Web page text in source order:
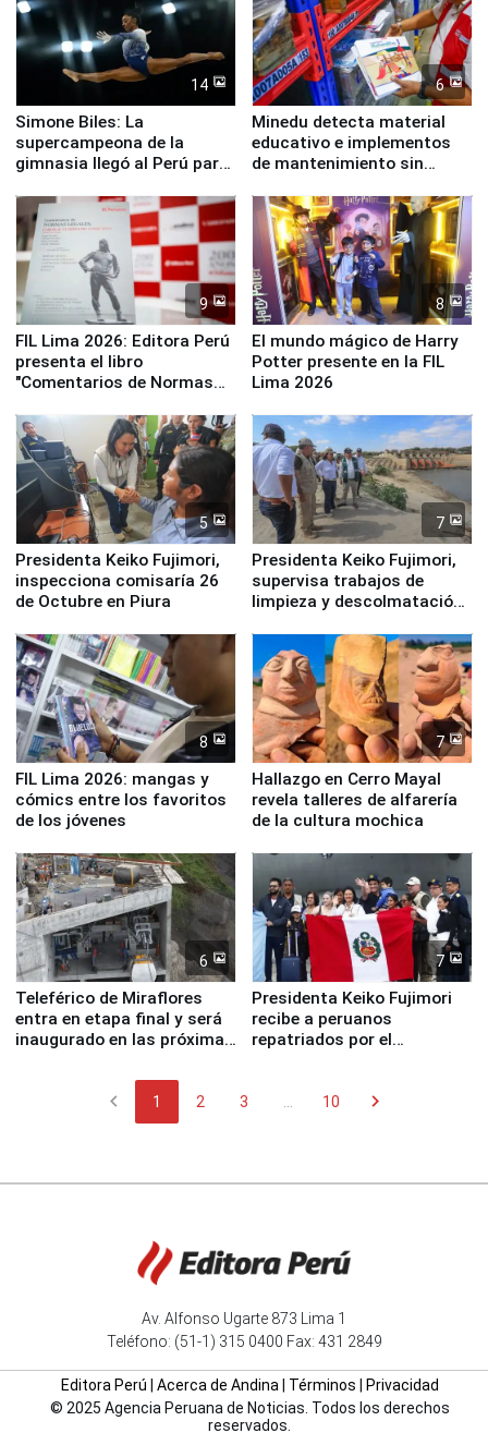
14
Simone Biles: La
supercampeona de la
gimnasia llegó al Perú para
Panamericanos Lima 2027
6
Minedu detecta material
educativo e implementos
de mantenimiento sin
la UGEL 2
9
FIL Lima 2026: Editora Perú
presenta el libro
"Comentarios de Normas
Derecho Colectivo"
8
El mundo mágico de Harry
Potter presente en la FIL
Lima 2026
5
Presidenta Keiko Fujimori,
inspecciona comisaría 26
de Octubre en Piura
7
Presidenta Keiko Fujimori,
supervisa trabajos de
limpieza y descolmatación
8
FIL Lima 2026: mangas y
cómics entre los favoritos
de los jóvenes
7
Hallazgo en Cerro Mayal
revela talleres de alfarería
de la cultura mochica
6
Teleférico de Miraflores
entra en etapa final y será
inaugurado en las próximas
7
Presidenta Keiko Fujimori
recibe a peruanos
repatriados por el
chevron_left 1 2 3 10 chevron_right
Av. Alfonso Ugarte 873 Lima 1
Teléfono: (51-1) 315 0400 Fax: 431 2849
Editora Perú Acerca de Andina| Términos
Privacidad
© 2025 Agencia Peruana de Noticias. Todos los derechos
reservados.